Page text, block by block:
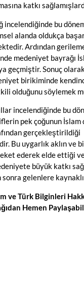
katkı
incelendiğinde bu
alanda oldukça
Ardından
medeniyet bayrağı
geçmiştir. Sonuç
birikiminde
olduğunu söylemek
incelendiğinde bu
pek çoğunun İslam
gerçekleştirildiği
Bu uygarlık aklın ve
ederek elde ettiği
büyük katkı
sonra gelenlere
ve Türk Bilginleri
Hemen